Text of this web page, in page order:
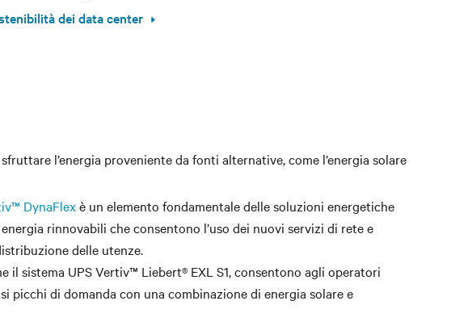
dei data center
l’energia proveniente da fonti alternative, come l’energia solare
DynaFlexè un elemento fondamentale delle soluzioni energetiche
rinnovabili che consentono l’uso dei nuovi servizi di rete e
delle utenze.
il sistema UPS Vertiv™ Liebert® EXL S1, consentono agli operatori
picchi di domanda con una combinazione di energia solare e